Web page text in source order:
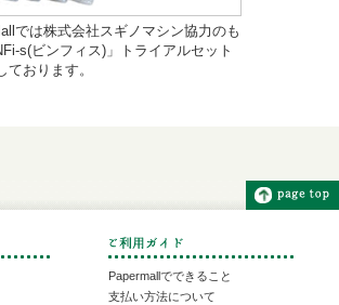
では株式会社スギノマシン協力のも
s(ビンフィス)」トライアルセット
ております。
Papermallでできること
支払い方法について